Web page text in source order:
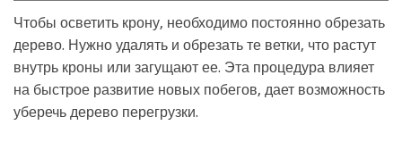
Чтобы осветить крону, необходимо постоянно обрезать
дерево. Нужно удалять и обрезать те ветки, что растут
внутрь кроны или загущают ее. Эта процедура влияет
на быстрое развитие новых побегов, дает возможность
уберечь дерево перегрузки.